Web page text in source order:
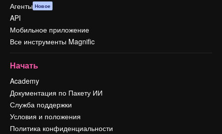
Агенты Новое
API
Мобильное приложение
Все инструменты Magnific
Начать
Academy
Документация по Пакету ИИ
Служба поддержки
Условия и положения
Политика конфиденциальности